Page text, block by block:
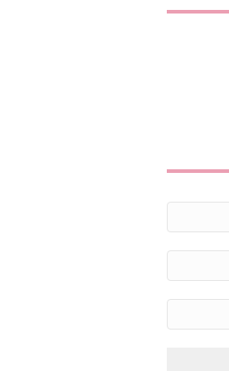
פרטי
משפחה
*